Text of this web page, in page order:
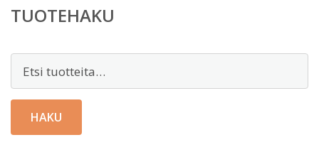
TUOTEHAKU
HAKU